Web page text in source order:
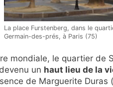
La place Furstenberg, dans le
Germain-des-prés, à Paris (75)
mondiale, le quartier de
un haut lieu de la
de Marguerite